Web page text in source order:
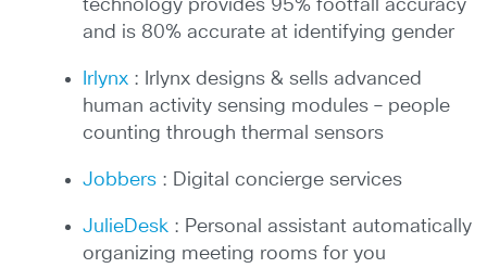
technology provides 95% footfall accuracy
and is 80% accurate at identifying gender
Irlynx : Irlynx designs & sells advanced
human activity sensing modules – people
counting through thermal sensors
Jobbers : Digital concierge services
JulieDesk : Personal assistant automatically
organizing meeting rooms for you